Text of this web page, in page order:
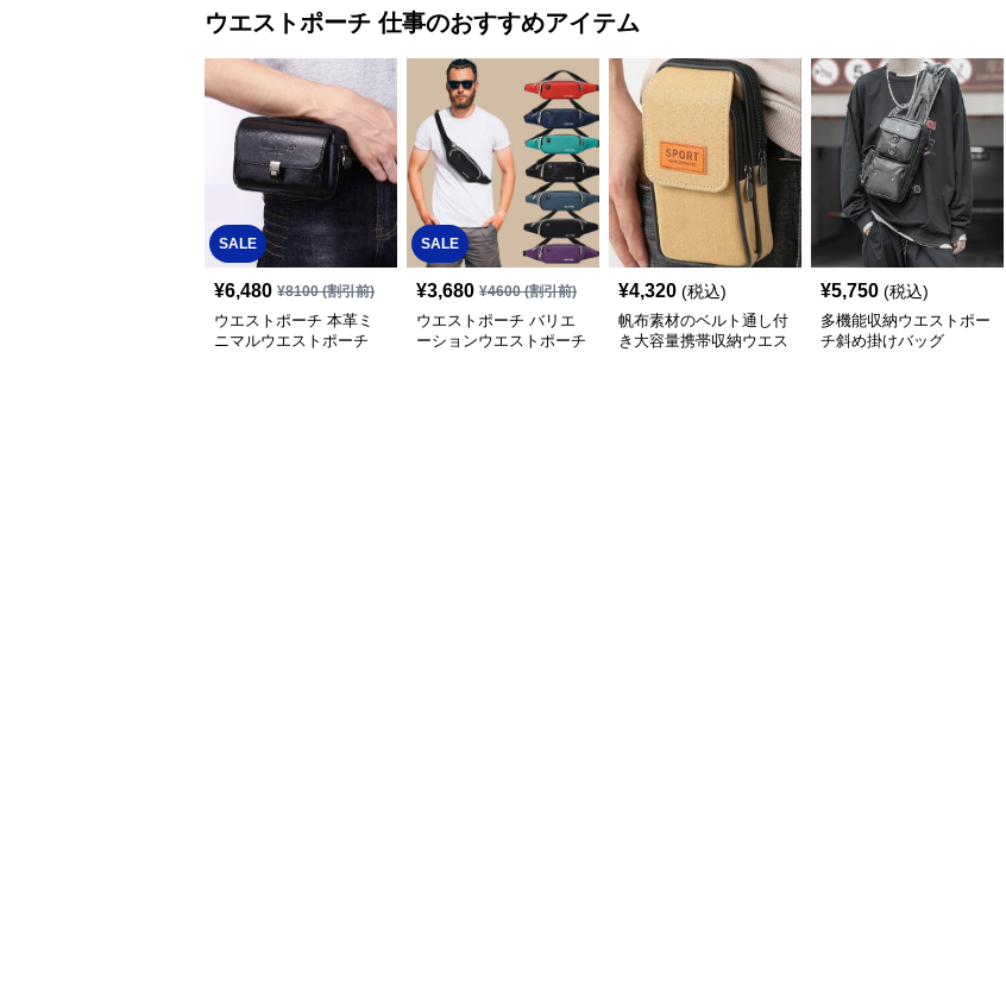
ウエストポーチ 仕事のおすすめアイテム
SALE
¥6,480 ¥8100(割引前)
ウエストポーチ 本革ミ
ニマルウエストポーチ
SALE
¥3,680 ¥4600(割引前)
ウエストポーチ バリエ
ーションウエストポーチ
¥4,320 (税込)
帆布素材のベルト通し付
き大容量携帯収納ウエス
¥5,750 (税込)
多機能収納ウエストポー
チ斜め掛けバッグ